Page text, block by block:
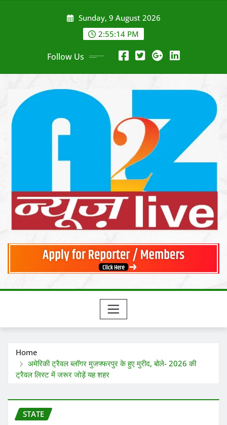
Sunday, 9 August 2026
2:55:16 PM
Follow Us
Home
अमेरिकी ट्रैवल ब्लॉगर मुजफ्फरपुर के हुए मुरीद, बोले- 2026 की
ट्रैवल लिस्ट में जरूर जोड़ें यह शहर
STATE